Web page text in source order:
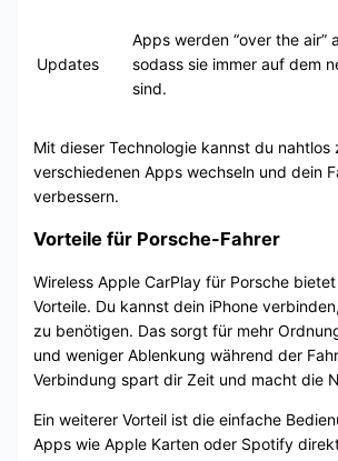
Updates
Apps werden “over the air”
sodass sie immer auf dem
sind.
Mit dieser Technologie kannst du nahtlos
verschiedenen Apps wechseln und dein
verbessern.
Vorteile für Porsche-Fahrer
Wireless Apple CarPlay für Porsche
Vorteile. Du kannst dein iPhone
zu benötigen. Das sorgt für mehr
und weniger Ablenkung während der
Verbindung spart dir Zeit und macht die
Ein weiterer Vorteil ist die einfache
Apps wie Apple Karten oder Spotify